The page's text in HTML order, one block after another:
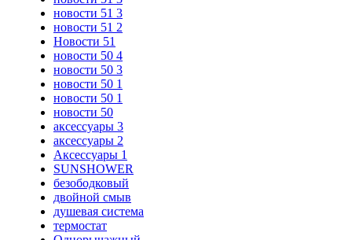
новости 51 3
новости 51 2
Новости 51
новости 50 4
новости 50 3
новости 50 1
новости 50 1
новости 50
аксессуары 3
аксессуары 2
Аксессуары 1
SUNSHOWER
безободковый
двойной смыв
душевая система
термостат